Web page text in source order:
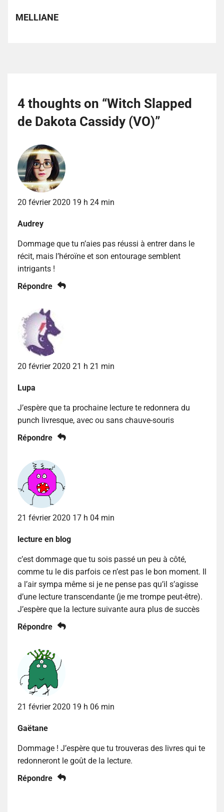
MELLIANE
4 thoughts on “Witch Slapped
de Dakota Cassidy (VO)”
20 février 2020 19 h 24 min
Audrey
Dommage que tu n’aies pas réussi à entrer dans le
récit, mais l’héroïne et son entourage semblent
intrigants !
Répondre
20 février 2020 21 h 21 min
Lupa
J’espère que ta prochaine lecture te redonnera du
punch livresque, avec ou sans chauve-souris
Répondre
21 février 2020 17 h 04 min
lecture en blog
c’est dommage que tu sois passé un peu à côté,
comme tu le dis parfois ce n’est pas le bon moment. Il
a l’air sympa même si je ne pense pas qu’il s’agisse
d’une lecture transcendante (je me trompe peut-être).
J’espère que la lecture suivante aura plus de succès
Répondre
21 février 2020 19 h 06 min
Gaëtane
Dommage ! J’espère que tu trouveras des livres qui te
redonneront le goût de la lecture.
Répondre